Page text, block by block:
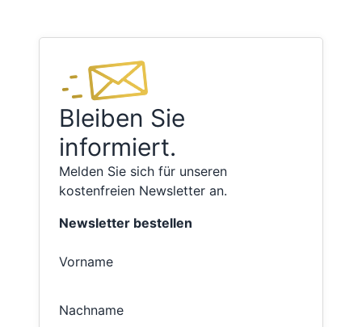
Bleiben Sie
informiert.
Melden Sie sich für unseren
kostenfreien Newsletter an.